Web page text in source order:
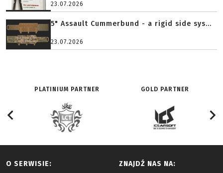
23.07.2026
5" Assault Cummerbund - a rigid side sys...
23.07.2026
PLATINIUM PARTNER GOLD PARTNER
O SERWISIE: ZNAJDŹ NAS NA: